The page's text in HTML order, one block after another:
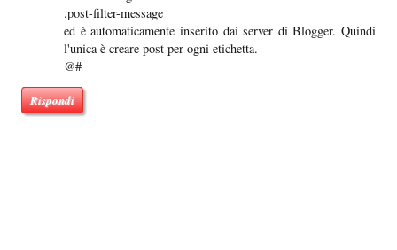
.post-filter-message
ed è automaticamente inserito dai server di Blogger. Quindi
l'unica è creare post per ogni etichetta.
@#
Rispondi